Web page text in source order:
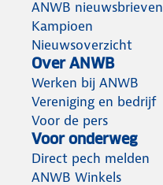
ANWB nieuwsbrieven
Kampioen
Nieuwsoverzicht
Over ANWB
Werken bij ANWB
Vereniging en bedrijf
Voor de pers
Voor onderweg
Direct pech melden
ANWB Winkels